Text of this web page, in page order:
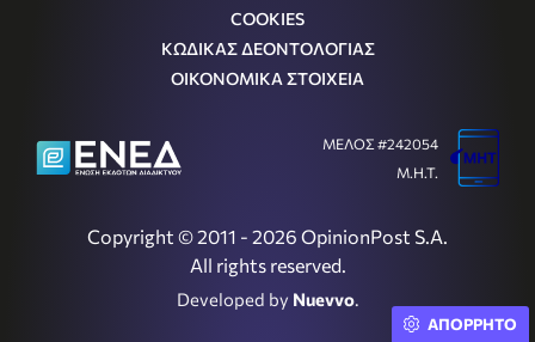
COOKIES
ΚΩΔΙΚΑΣ ΔΕΟΝΤΟΛΟΓΙΑΣ
ΟΙΚΟΝΟΜΙΚΑ ΣΤΟΙΧΕΙΑ
Copyright © 2011 - 2026 OpinionPost S.A.
All rights reserved.
Developed by Nuevvo.
ΜΕΛΟΣ #242054
Μ.Η.Τ.
ΑΠΟΡΡΗΤΟ